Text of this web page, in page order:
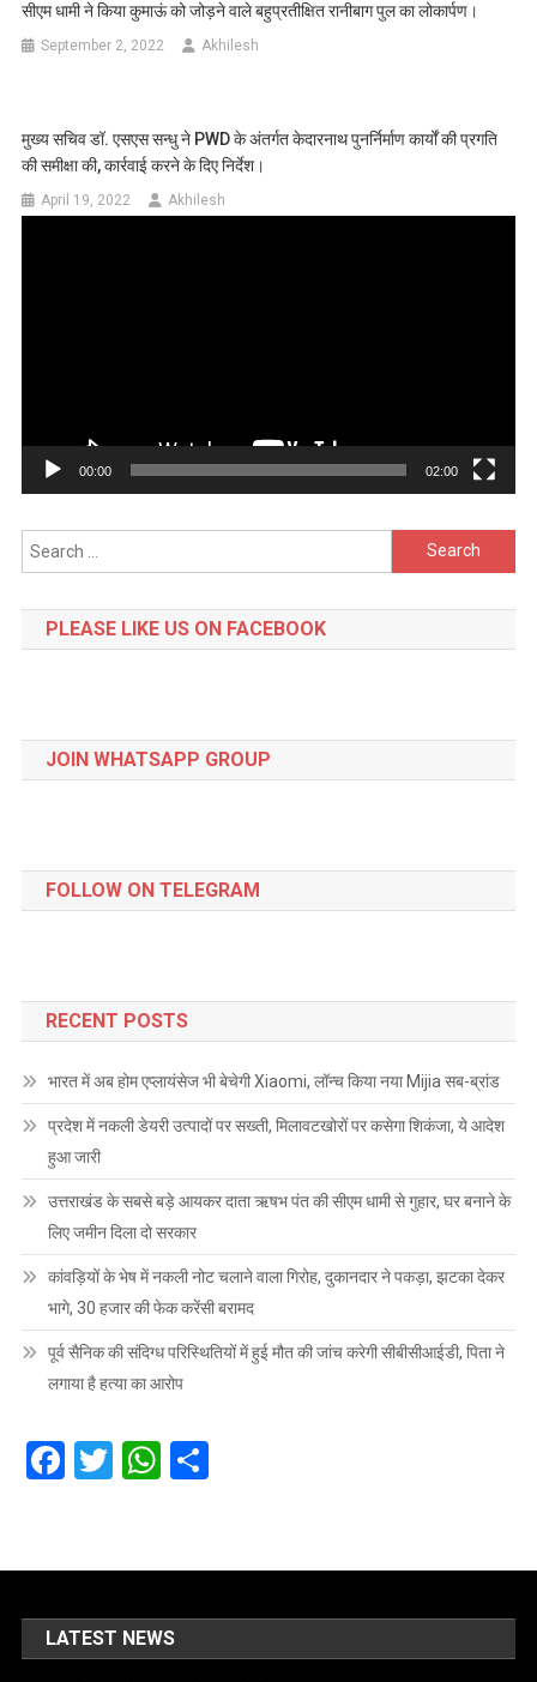
सीएम धामी ने किया कुमाऊं को जोड़ने वाले बहुप्रतीक्षित रानीबाग पुल का लोकार्पण।
September 2, 2022 Akhilesh
मुख्य सचिव डॉ. एसएस सन्धु ने PWD के अंतर्गत केदारनाथ पुनर्निर्माण कार्यों की प्रगति
की समीक्षा की, कार्रवाई करने के दिए निर्देश।
April 19, 2022 Akhilesh
00:00 02:00
Search
for:
PLEASE LIKE US ON FACEBOOK
JOIN WHATSAPP GROUP
FOLLOW ON TELEGRAM
RECENT POSTS
भारत में अब होम एप्लायंसेज भी बेचेगी Xiaomi, लॉन्च किया नया Mijia सब-ब्रांड
प्रदेश में नकली डेयरी उत्पादों पर सख्ती, मिलावटखोरों पर कसेगा शिकंजा, ये आदेश
हुआ जारी
उत्तराखंड के सबसे बड़े आयकर दाता ऋषभ पंत की सीएम धामी से गुहार, घर बनाने के
लिए जमीन दिला दो सरकार
कांवड़ियों के भेष में नकली नोट चलाने वाला गिरोह, दुकानदार ने पकड़ा, झटका देकर
भागे, 30 हजार की फेक करेंसी बरामद
पूर्व सैनिक की संदिग्ध परिस्थितियों में हुई मौत की जांच करेगी सीबीसीआईडी, पिता ने
लगाया है हत्या का आरोप
Facebook
TwitterWhatsApp
Share
LATEST NEWS